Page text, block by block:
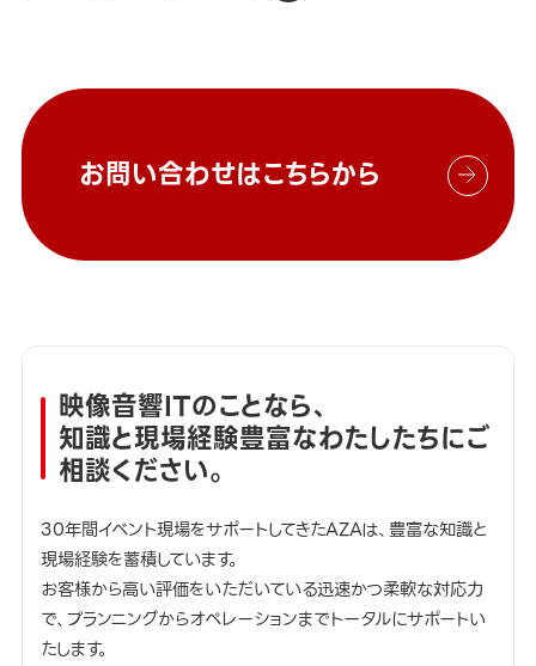
お問い合わせはこちらから
映像音響ITのことなら、
知識と現場経験豊富なわたしたちにご
相談ください。
30年間イベント現場をサポートしてきたAZAは、豊富な知識と
現場経験を蓄積しています。
お客様から高い評価をいただいている迅速かつ柔軟な対応力
で、プランニングからオペレーションまでトータルにサポートい
たします。